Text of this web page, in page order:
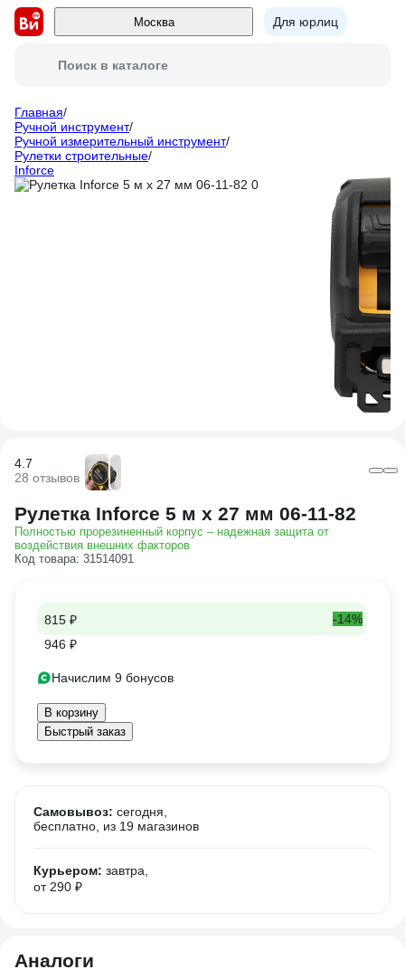
Москва Для юрлиц
Поиск в каталоге
Главная/
Ручной инструмент/
Ручной измерительный инструмент/
Рулетки строительные/
Inforce
4.7
28 отзывов
Рулетка Inforce 5 м x 27 мм 06-11-82
Полностью прорезиненный корпус – надежная защита от
воздействия внешних факторов
Код товара: 31514091
815 ₽
-14%
946 ₽
Начислим 9 бонусов
В корзину
Быстрый заказ
Самовывоз: сегодня,
бесплатно , из 19 магазинов
Курьером: завтра,
от 290 ₽
Аналоги